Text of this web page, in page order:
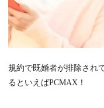
規約で既婚者が排除され
るといえばPCMAX！